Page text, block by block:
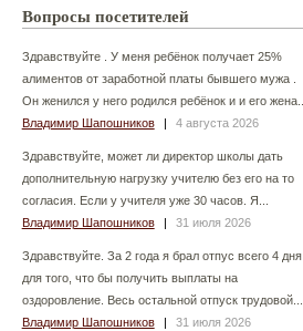
Вопросы посетителей
Здравствуйте . У меня ребёнок получает 25%
алиментов от заработной платы бывшего мужа .
Он женился у него родился ребёнок и и его жена...
Владимир Шапошников
| 4 августа 2026
Здравствуйте, может ли директор школы дать
дополнительную нагрузку учителю без его на то
согласия. Если у учителя уже 30 часов. Я...
Владимир Шапошников
| 31 июля 2026
Здравствуйте. За 2 года я брал отпус всего 4 дня
для того, что бы получить выплаты на
оздоровление. Весь остальной отпуск трудовой...
Владимир Шапошников
| 31 июля 2026